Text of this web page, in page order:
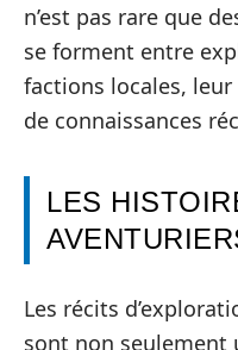
n’est pas rare que
se forment entre
factions locales,
de connaissances
LES
Les récits
sont non seulement